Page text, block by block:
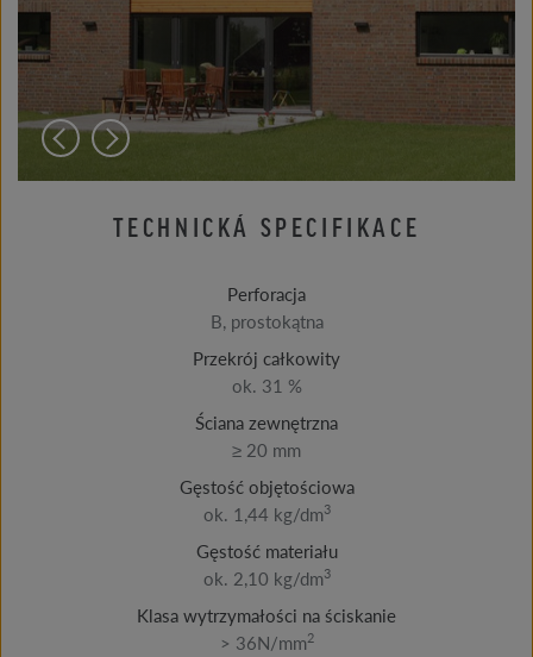
TECHNICKÁ SPECIFIKACE
Perforacja
B, prostokątna
Przekrój całkowity
ok. 31 %
Ściana zewnętrzna
≥ 20 mm
Gęstość objętościowa
ok. 1,44 kg/dm3
Gęstość materiału
ok. 2,10 kg/dm3
Klasa wytrzymałości na ściskanie
> 36N/mm2